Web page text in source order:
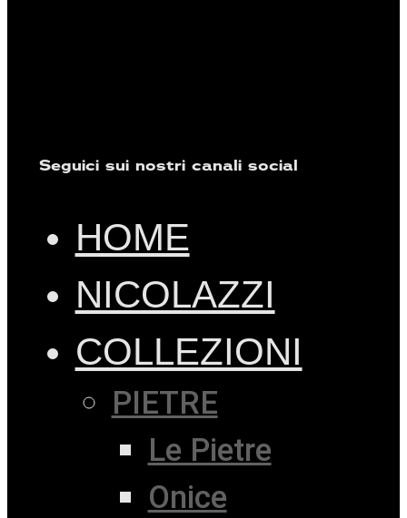
Seguici sui nostri canali social
HOME
NICOLAZZI
COLLEZIONI
PIETRE
Le Pietre
Onice